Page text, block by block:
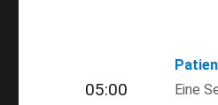
05:00
Eine